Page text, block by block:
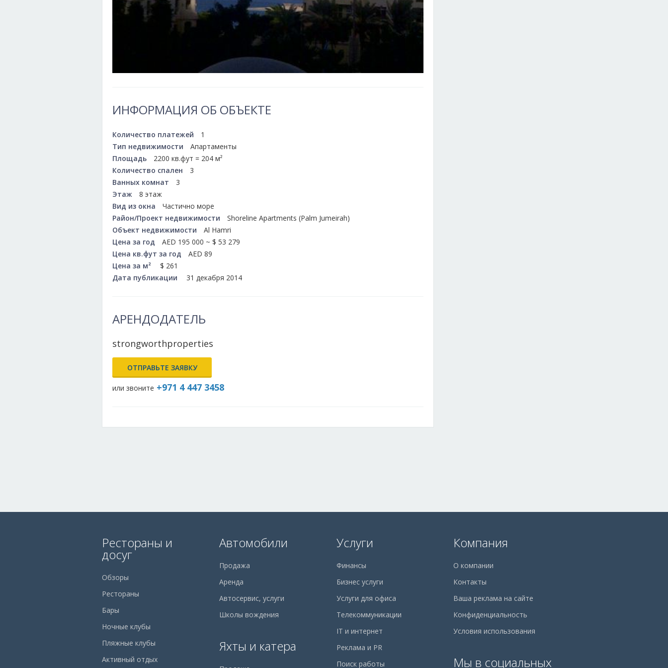
ИНФОРМАЦИЯ ОБ ОБЪЕКТЕ
Количество платежей
1
Тип недвижимости
Апартаменты
Площадь
2200 кв.фут = 204 м²
Количество спален
3
Ванных комнат
3
Этаж
8 этаж
Вид из окна
Частично море
Район/Проект недвижимости
Shoreline Apartments (Palm Jumeirah)
Объект недвижимости
Al Hamri
Цена за год
AED 195 000 ~ $ 53 279
Цена кв.фут за год
AED 89
Цена за м²
$ 261
Дата публикации
31 декабря 2014
АРЕНДОДАТЕЛЬ
strongworthproperties
ОТПРАВЬТЕ ЗАЯВКУ
или звоните +971 4 447 3458
Рестораны и
досуг
Обзоры
Рестораны
Бары
Ночные клубы
Пляжные клубы
Активный отдых
Автомобили
Продажа
Аренда
Автосервис, услуги
Школы вождения
Яхты и катера
Услуги
Финансы
Бизнес услуги
Услуги для офиса
Телекоммуникации
IT и интернет
Реклама и PR
Поиск работы
Компания
О компании
Контакты
Ваша реклама на сайте
Конфиденциальность
Условия использования
Мы в социальных